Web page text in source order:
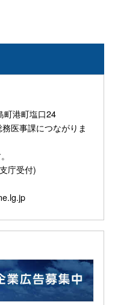
港町塩口24
医事課につながりま
庁受付)